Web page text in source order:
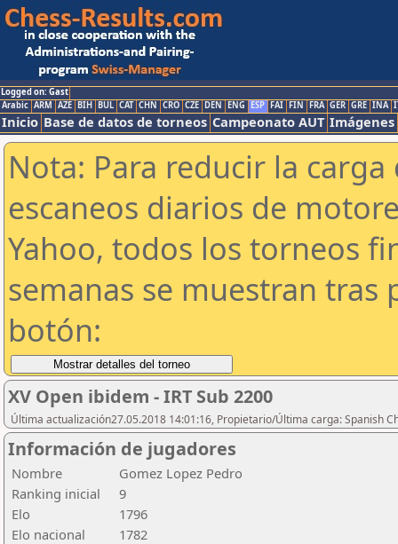
Logged on: Gast
Arabic ARM AZE BIH BUL CAT CHN CRO CZE DEN ENG ESP FAI FIN FRA GER GRE INA
Inicio Base de datos de torneos Campeonato AUT Imágenes
Nota: Para reducir la
escaneos diarios de
Yahoo, todos los torneos
semanas se muestran tras
botón:
XV Open ibidem - IRT Sub 2200
Última actualización27.05.2018 14:01:16, Propietario/Última carga: Spanish
Información de jugadores
Nombre
Gomez Lopez Pedro
Ranking inicial
9
Elo
1796
Elo nacional
1782